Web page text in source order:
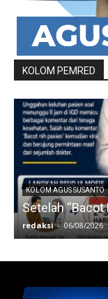
KOLOM PEMRED
KOLOM AGUS SUSANTO
Setelah “Bacot
redaksi - 06/08/2026